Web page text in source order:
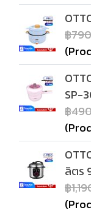
฿790
SP-
฿
ลิตร
฿